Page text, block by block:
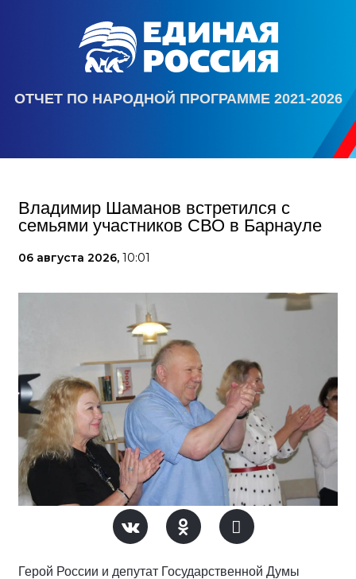
ОТЧЕТ ПО НАРОДНОЙ ПРОГРАММЕ 2021-2026
Владимир Шаманов встретился с
семьями участников СВО в Барнауле
06 августа 2026, 10:01
Герой России и депутат Государственной Думы